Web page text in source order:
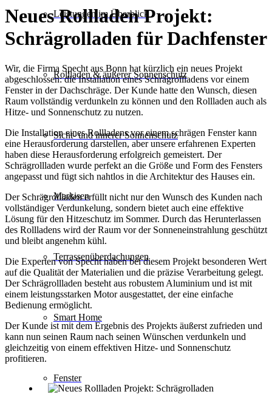
Leistungen im Überblick
Rollladen & äußerer Sonnenschutz
Sicht- und innerer Sonnenschutz
Markisen
Terrassen­überdachungen
Smart Home
Fenster
Neues Rollladen Projekt:
Schrägrolladen für Dachfenster
Wir, die Firma Specht aus Bonn hat kürzlich ein neues Projekt
abgeschlossen: die Installation eines Schrägrollladens vor einem
Fenster in der Dachschräge. Der Kunde hatte den Wunsch, diesen
Raum vollständig verdunkeln zu können und den Rollladen auch als
Hitze- und Sonnenschutz zu nutzen.
Die Installation eines Rollladens vor einem schrägen Fenster kann
eine Herausforderung darstellen, aber unsere erfahrenen Experten
haben diese Herausforderung erfolgreich gemeistert. Der
Schrägrollladen wurde perfekt an die Größe und Form des Fensters
angepasst und fügt sich nahtlos in die Architektur des Hauses ein.
Der Schrägrollladen erfüllt nicht nur den Wunsch des Kunden nach
vollständiger Verdunkelung, sondern bietet auch eine effektive
Lösung für den Hitzeschutz im Sommer. Durch das Herunterlassen
des Rollladens wird der Raum vor der Sonneneinstrahlung geschützt
und bleibt angenehm kühl.
Die Experten von Specht haben bei diesem Projekt besonderen Wert
auf die Qualität der Materialien und die präzise Verarbeitung gelegt.
Der Schrägrollladen besteht aus robustem Aluminium und ist mit
einem leistungsstarken Motor ausgestattet, der eine einfache
Bedienung ermöglicht.
Der Kunde ist mit dem Ergebnis des Projekts äußerst zufrieden und
kann nun seinen Raum nach seinen Wünschen verdunkeln und
gleichzeitig von einem effektiven Hitze- und Sonnenschutz
profitieren.